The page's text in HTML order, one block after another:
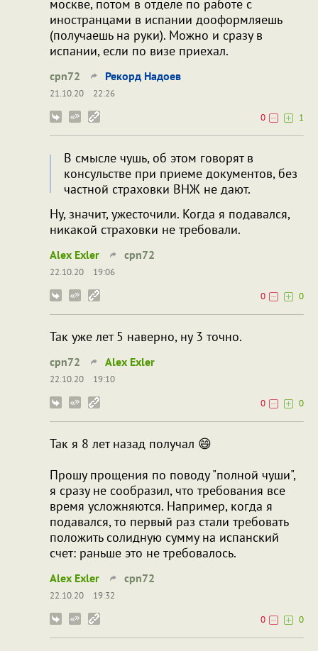
москве, потом в отделе по работе с
иностранцами в испании дооформляешь
(получаешь на руки). Можно и сразу в
испании, если по визе приехал.
cpn72 Рекорд Надоев
21.10.20
22:26
0
1
В смысле чушь, об этом говорят в
консульстве при приеме документов, без
частной страховки ВНЖ не дают.
Ну, значит, ужесточили. Когда я подавался,
никакой страховки не требовали.
Alex Exler cpn72
22.10.20
19:06
0
0
Так уже лет 5 наверно, ну 3 точно.
cpn72 Alex Exler
22.10.20
19:10
0
0
Так я 8 лет назад получал 😄
Прошу прощения по поводу "полной чуши",
я сразу не сообразил, что требования все
время усложняются. Например, когда я
подавался, то первый раз стали требовать
положить солидную сумму на испанский
счет: раньше это не требовалось.
Alex Exler cpn72
22.10.20
19:32
0
0